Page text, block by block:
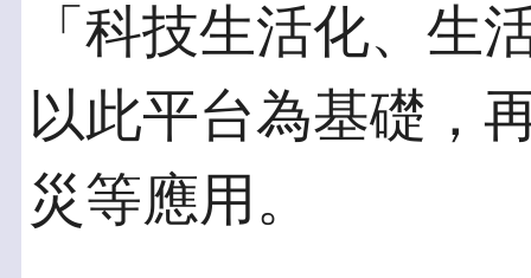
「科技生活化、生
以此平台為基礎，
災等應用。